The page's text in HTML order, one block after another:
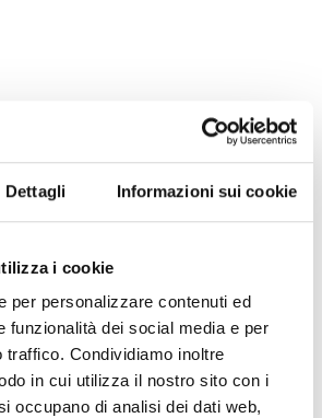
Dettagli Informazioni sui cookie
i cookie
per personalizzare contenuti ed
funzionalità dei social media e per
traffico. Condividiamo inoltre
in cui utilizza il nostro sito con i
occupano di analisi dei dati web,